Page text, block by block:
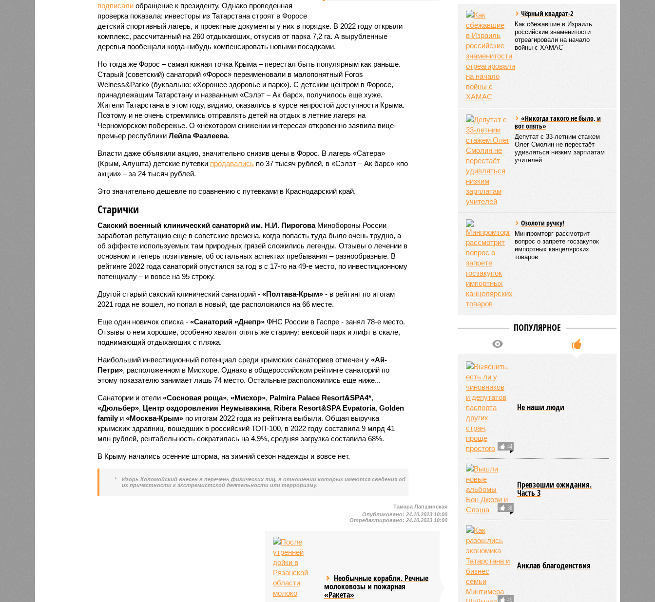
подписалиобращение к президенту. Однако проведенная
проверка показала: инвесторы из Татарстана строят в Форосе
детский спортивный лагерь, и проектные документы у них в порядке. В 2022 году открыли
комплекс, рассчитанный на 260 отдыхающих, откусив от парка 7,2 га. А вырубленные
деревья пообещали когда-нибудь компенсировать новыми посадками.
Но тогда же Форос – самая южная точка Крыма – перестал быть популярным как раньше.
Старый (советский) санаторий «Форос» переименовали в малопонятный Foros
Welness&Park» (буквально: «Хорошее здоровье и парк»). С детским центром в Форосе,
принадлежащим Татарстану и названным «Сэлэт – Ак барс», получилось еще хуже.
Жители Татарстана в этом году, видимо, оказались в курсе непростой доступности Крыма.
Поэтому и не очень стремились отправлять детей на отдых в летние лагеря на
Черноморском побережье. О «некотором снижении интереса» откровенно заявила вице-
премьер республики Лейла Фазлеева.
Власти даже объявили акцию, значительно снизив цены в Форос. В лагерь «Сатера»
(Крым, Алушта) детские путевки продавалисьпо 37 тысяч рублей, в «Сэлэт – Ак барс» «по
акции» – за 24 тысяч рублей.
Это значительно дешевле по сравнению с путевками в Краснодарский край.
Старички
Сакский военный клинический санаторий им. Н.И. ПироговаМинобороны России
заработал репутацию еще в советские времена, когда попасть туда было очень трудно, а
об эффекте используемых там природных грязей сложились легенды. Отзывы о лечении в
основном и теперь позитивные, об остальных аспектах пребывания – разнообразные. В
рейтинге 2022 года санаторий опустился за год в с 17-го на 49-е место, по инвестиционному
потенциалу – и вовсе на 95 строку.
Другой старый сакский клинический санаторий - «Полтава-Крым»- в рейтинг по итогам
2021 года не вошел, но попал в новый, где расположился на 66 месте.
Еще один новичок списка - «Санаторий «Днепр»ФНС России в Гаспре - занял 78-е место.
Отзывы о нем хорошие, особенно хвалят опять же старину: вековой парк и лифт в скале,
поднимающий отдыхающих с пляжа.
Наибольший инвестиционный потенциал среди крымских санаториев отмечен у «Ай-
Петри», расположенном в Мисхоре. Однако в общероссийском рейтинге санаторий по
этому показателю занимает лишь 74 место. Остальные расположились еще ниже...
Санатории и отели «Сосновая роща», «Мисхор», Palmira Palace Resort&SPA4*,
«Дюльбер», Центр оздоровления Неумывакина, Ribera Resort&SPA Evpatoria, Golden
familyи «Москва-Крым»по итогам 2022 года из рейтинга выбыли. Общая выручка
крымских здравниц, вошедших в российский ТОП-100, в 2022 году составила 9 млрд 41
млн рублей, рентабельность сократилась на 4,9%, средняя загрузка составила 68%.
В Крыму начались осенние шторма, на зимний сезон надежды и вовсе нет.
*
Игорь Коломойский внесен в перечень физических лиц, в отношении которых имеются сведения об
их причастности к экстремистской деятельности или терроризму.
Тамара Лапшинская
Опубликовано:24.10.2023 10:00
Отредактировано:24.10.2023 10:00
Необычные корабли. Речные
молоковозы и пожарная
«Ракета»
Чёрный квадрат-2
Как сбежавшие в Израиль
российские знаменитости
отреагировали на начало
войны с ХАМАС
«Никогда такого не было, и
вот опять»
Депутат с 33-летним стажем
Олег Смолин не перестаёт
удивляться низким зарплатам
учителей
Озолоти ручку!
Минпромторг рассмотрит
вопрос о запрете госзакупок
импортных канцелярских
товаров
ПОПУЛЯРНОЕ
44
Не наши люди
38
Превзошли ожидания.
Часть 3
45
Анклав благоденствия